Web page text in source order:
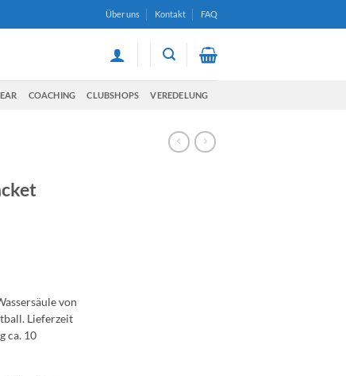
Über uns Kontakt FAQ
COACHING CLUBSHOPS VEREDELUNG
von
Lieferzeit
ca. 10